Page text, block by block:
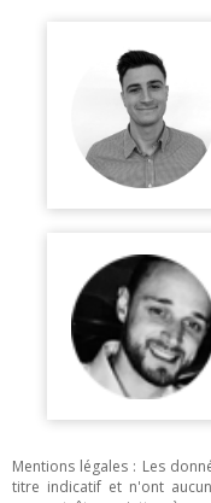
Mentions légales : Les
titre indicatif et n'ont